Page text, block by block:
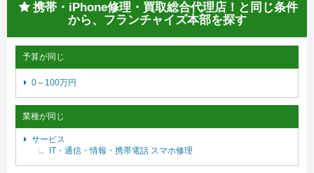
携帯・iPhone修理・買取総合代理店！と同じ条件
から、フランチャイズ本部を探す
予算が同じ
0～100万円
業種が同じ
サービス
IT・通信・情報・携帯電話 スマホ修理